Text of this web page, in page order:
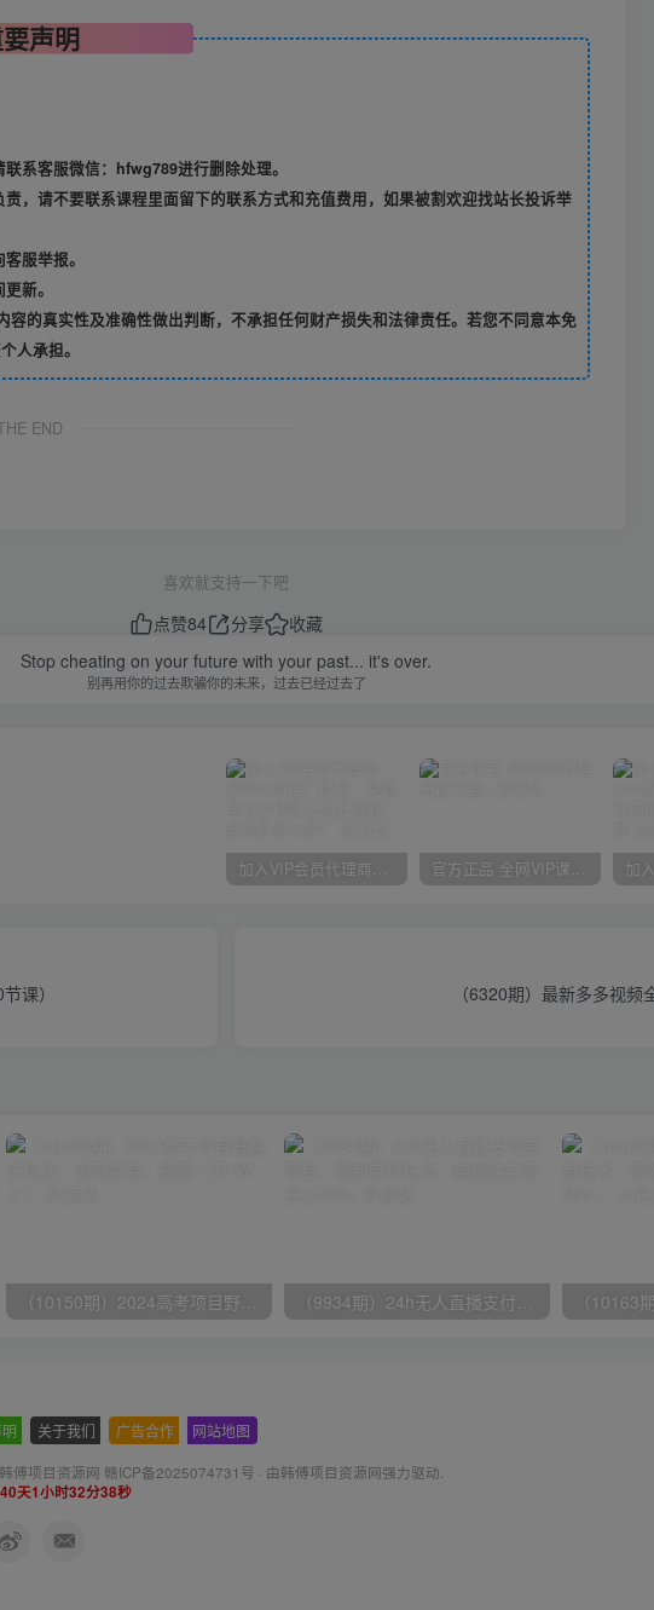
声明
系客服微信：hfwg789进行删除处理。
，请不要联系课程里面留下的联系方式和充值费用，如果被割欢迎找站长投诉举
服举报。
新。
的真实性及准确性做出判断，不承担任何财产损失和法律责任。若您不同意本免
人承担。
END
喜欢就支持一下吧
点赞84 分享
收藏
Stop cheating on your future with your past... it's over.
别再用你的过去欺骗你的未来，过去已经过去了
加入VIP会员代理商，享90%的推广提成，免费学习多种网上创业课程，菜鸟秒变大神！ 官方正品 全网VIP课程 无损下载~
课）
（6320期）最新多多视
关于我们 广告合作 网站地图
韩傅项目资源网 赣ICP备2025074731号 · 由韩傅项目资源网强力驱动.
天1小时32分39秒